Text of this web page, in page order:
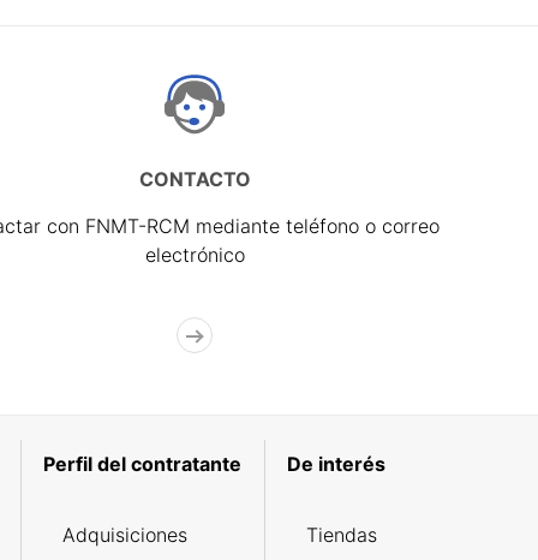
CONTACTO
con FNMT-RCM mediante teléfono o correo
electrónico
Perfil del contratante
Adquisiciones
De interés
Tiendas